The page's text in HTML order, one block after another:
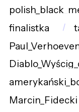
finalistka
Marcin_Fidecki